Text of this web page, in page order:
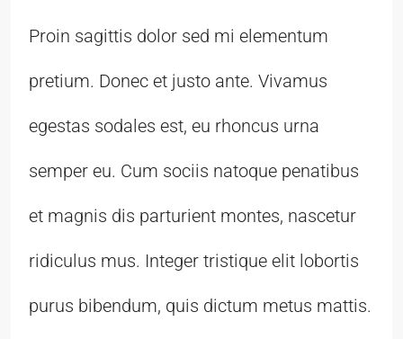
Proin sagittis dolor sed mi elementum
pretium. Donec et justo ante. Vivamus
egestas sodales est, eu rhoncus urna
semper eu. Cum sociis natoque penatibus
et magnis dis parturient montes, nascetur
ridiculus mus. Integer tristique elit lobortis
purus bibendum, quis dictum metus mattis.